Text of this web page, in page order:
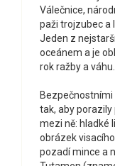
Válečnice,
paži trojzubec a
Jeden z
oceánem a je
rok ražby a váhu.
tak, aby
mezi ně: hladké
obrázek
pozadí mince a